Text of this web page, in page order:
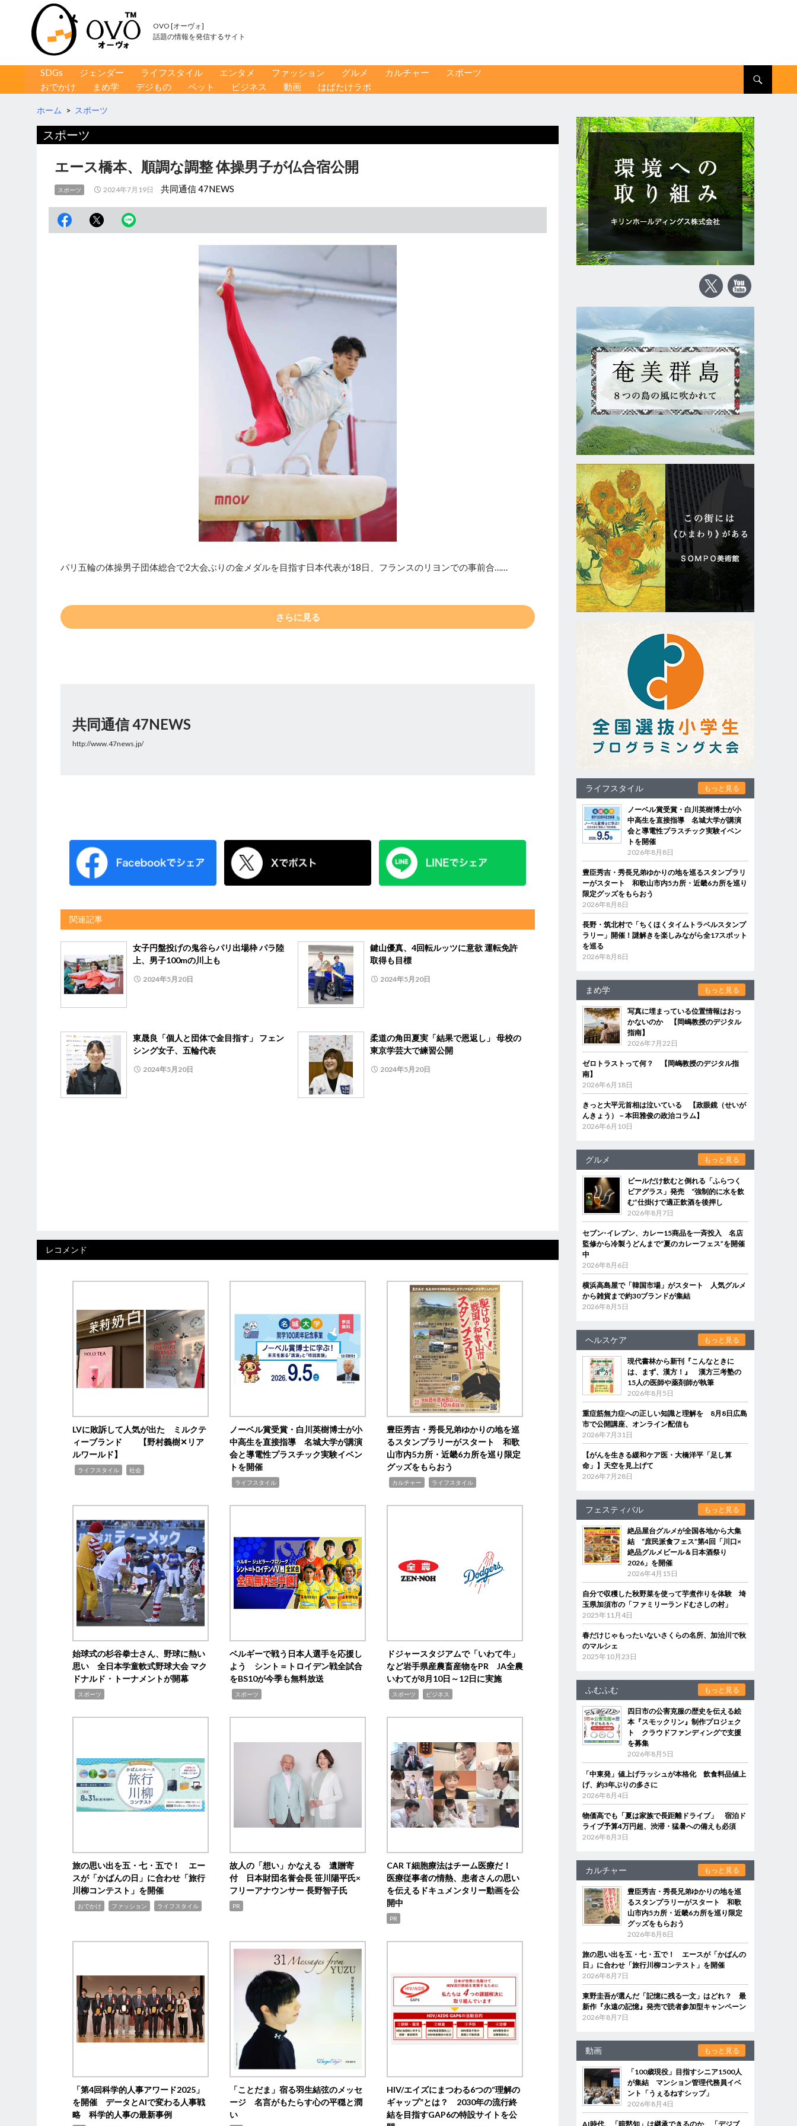
OVO [オーヴォ]
話題の情報を発信するサイト
コンテンツへ移動
SDGs ジェンダー ライフスタイル エンタメ ファッション グルメ カルチャー
スポーツ
おでかけ
まめ学 デジもの ペット ビジネス 動画 はばたけラボ
ホーム > スポーツ
スポーツ
エース橋本、順調な調整 体操男子が仏合宿公開
スポーツ 2024年7月19日 共同通信 47NEWS
パリ五輪の体操男子団体総合で2大会ぶりの金メダルを目指す日本代表が18日、フランスのリヨンでの事前合……
さらに見る
共同通信 47NEWS
http://www.47news.jp/
関連記事
女子円盤投げの鬼谷らパリ出場枠 パラ陸
上、男子100mの川上も
2024年5月20日
鍵山優真、4回転ルッツに意欲 運転免許
取得も目標
2024年5月20日
東晟良「個人と団体で金目指す」 フェン
シング女子、五輪代表
2024年5月20日
柔道の角田夏実「結果で恩返し」 母校の
東京学芸大で練習公開
2024年5月20日
レコメンド
LVに敗訴して人気が出た ミルクテ
ィーブランド 【野村義樹✕リア
ルワールド】
ライフスタイル 社会
ノーベル賞受賞・白川英樹博士が小
中高生を直接指導 名城大学が講演
会と導電性プラスチック実験イベン
トを開催
ライフスタイル
豊臣秀吉・秀長兄弟ゆかりの地を巡
るスタンプラリーがスタート 和歌
山市内5カ所・近畿6カ所を巡り限定
グッズをもらおう
カルチャー ライフスタイル
始球式の杉谷拳士さん、野球に熱い
思い 全日本学童軟式野球大会 マク
ドナルド・トーナメントが開幕
スポーツ
ベルギーで戦う日本人選手を応援し
よう シント＝トロイデン戦全試合
をBS10が今季も無料放送
スポーツ
ドジャースタジアムで「いわて牛」
など岩手県産農畜産物をPR JA全農
いわてが8月10日～12日に実施
スポーツ ビジネス
旅の思い出を五・七・五で！ エー
スが「かばんの日」に合わせ「旅行
川柳コンテスト」を開催
おでかけ ファッション ライフスタイル
故人の「想い」かなえる 遺贈寄
付 日本財団名誉会長 笹川陽平氏×
フリーアナウンサー 長野智子氏
PR
CAR T細胞療法はチーム医療だ！
医療従事者の情熱、患者さんの思い
を伝えるドキュメンタリー動画を公
開中
PR
「第4回科学的人事アワード2025」
を開催 データとAIで変わる人事戦
略 科学的人事の最新事例
「ことだま」宿る羽生結弦のメッセ
ージ 名言がもたらす心の平穏と潤
い
HIV/エイズにまつわる6つの“理解の
ギャップ”とは？ 2030年の流行終
結を目指すGAP6の特設サイトを公
ライフスタイル もっと見る
ノーベル賞受賞・白川英樹博士が小
中高生を直接指導 名城大学が講演
会と導電性プラスチック実験イベン
トを開催
2026年8月8日
豊臣秀吉・秀長兄弟ゆかりの地を巡るスタンプラリ
ーがスタート 和歌山市内5カ所・近畿6カ所を巡り
限定グッズをもらおう
2026年8月8日
長野・筑北村で「ちくほくタイムトラベルスタンプ
ラリー」開催！謎解きを楽しみながら全17スポット
を巡る
2026年8月8日
まめ学 もっと見る
写真に埋まっている位置情報はおっ
かないのか 【岡嶋教授のデジタル
指南】
2026年7月22日
ゼロトラストって何？ 【岡嶋教授のデジタル指
南】
2026年6月18日
きっと大平元首相は泣いている 【政眼鏡（せいが
んきょう）－本田雅俊の政治コラム】
2026年6月10日
グルメ もっと見る
ビールだけ飲むと倒れる「ふらつく
ビアグラス」発売 “強制的に水を飲
む”仕掛けで適正飲酒を後押し
2026年8月7日
セブン‐イレブン、カレー15商品を一斉投入 名店
監修から冷製うどんまで“夏のカレーフェス”を開催
中
2026年8月6日
横浜高島屋で「韓国市場」がスタート 人気グルメ
から雑貨まで約30ブランドが集結
2026年8月5日
ヘルスケア もっと見る
現代書林から新刊『こんなときに
は、まず、漢方！』 漢方三考塾の
15人の医師や薬剤師が執筆
2026年8月5日
重症筋無力症への正しい知識と理解を 8月8日広島
市で公開講座、オンライン配信も
2026年7月31日
【がんを生きる緩和ケア医・大橋洋平「足し算
命」】天空を見上げて
2026年7月28日
フェスティバル もっと見る
絶品屋台グルメが全国各地から大集
結 “庶民派食フェス”第4回「川口×
絶品グルメビール＆日本酒祭り
2026」を開催
2026年4月15日
自分で収穫した秋野菜を使って芋煮作りを体験 埼
玉県加須市の「ファミリーランドむさしの村」
2025年11月4日
春だけじゃもったいないさくらの名所、加治川で秋
のマルシェ
2025年10月23日
ふむふむ もっと見る
四日市の公害克服の歴史を伝える絵
本『スモックリン』制作プロジェク
ト クラウドファンディングで支援
を募集
2026年8月5日
「中東発」値上げラッシュが本格化 飲食料品値上
げ、約3年ぶりの多さに
2026年8月4日
物価高でも「夏は家族で長距離ドライブ」 宿泊ド
ライブ予算4万円超、渋滞・猛暑への備えも必須
2026年8月3日
カルチャー もっと見る
豊臣秀吉・秀長兄弟ゆかりの地を巡
るスタンプラリーがスタート 和歌
山市内5カ所・近畿6カ所を巡り限定
グッズをもらおう
2026年8月8日
旅の思い出を五・七・五で！ エースが「かばんの
日」に合わせ「旅行川柳コンテスト」を開催
2026年8月7日
東野圭吾が選んだ「記憶に残る一文」はどれ？ 最
新作『永遠の記憶』発売で読者参加型キャンペーン
2026年8月7日
動画 もっと見る
「100歳現役」目指すシニア1500人
が集結 マンション管理代務員イベ
ント「うぇるねすシップ」
2026年8月4日
AI時代、「暗黙知」は継承できるのか 「デジブ